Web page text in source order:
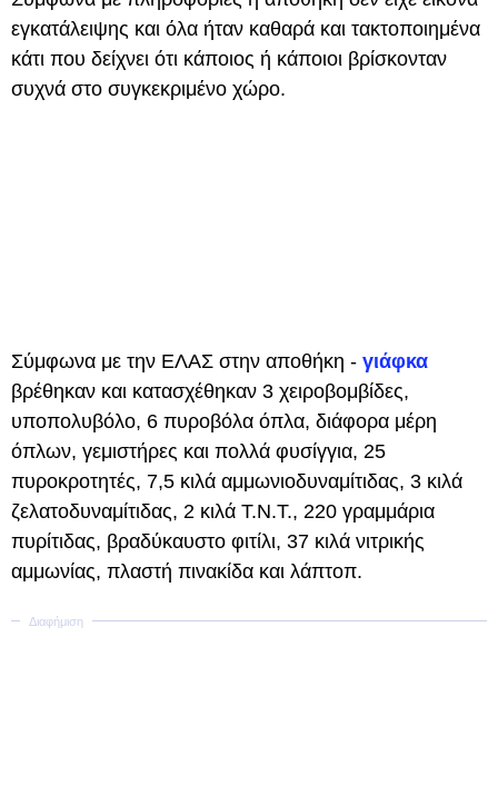
εγκατάλειψης και όλα ήταν καθαρά και τακτοποιημένα
κάτι που δείχνει ότι κάποιος ή κάποιοι βρίσκονταν
συχνά στο συγκεκριμένο χώρο.
Σύμφωνα με την ΕΛΑΣ στην αποθήκη - γιάφκα
βρέθηκαν και κατασχέθηκαν 3 χειροβομβίδες,
υποπολυβόλο, 6 πυροβόλα όπλα, διάφορα μέρη
όπλων, γεμιστήρες και πολλά φυσίγγια, 25
πυροκροτητές, 7,5 κιλά αμμωνιοδυναμίτιδας, 3 κιλά
ζελατοδυναμίτιδας, 2 κιλά Τ.Ν.Τ., 220 γραμμάρια
πυρίτιδας, βραδύκαυστο φιτίλι, 37 κιλά νιτρικής
αμμωνίας, πλαστή πινακίδα και λάπτοπ.